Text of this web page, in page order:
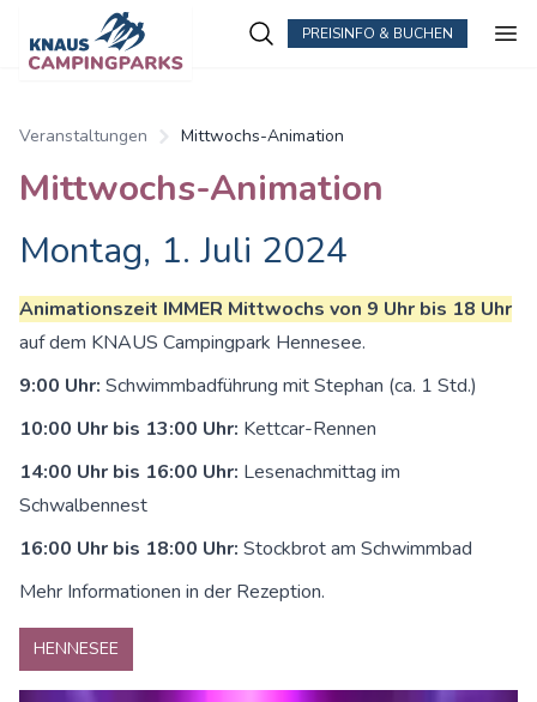
PREISINFO & BUCHEN
Veranstaltungen Mittwochs-Animation
Mittwochs-Animation
Montag, 1. Juli 2024
Animationszeit IMMER Mittwochs von 9 Uhr bis 18 Uhr
auf dem KNAUS Campingpark Hennesee.
9:00 Uhr: Schwimmbadführung mit Stephan (ca. 1 Std.)
10:00 Uhr bis 13:00 Uhr: Kettcar-Rennen
14:00 Uhr bis 16:00 Uhr: Lesenachmittag im
Schwalbennest
16:00 Uhr bis 18:00 Uhr: Stockbrot am Schwimmbad
Mehr Informationen in der Rezeption.
HENNESEE